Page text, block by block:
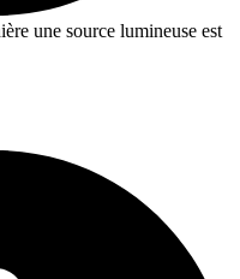
une source lumineuse est